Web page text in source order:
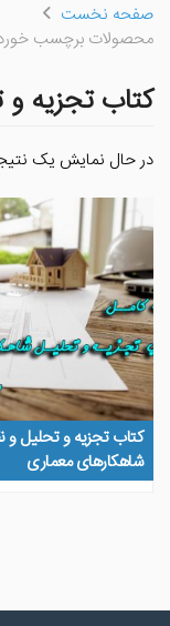
صفحه نخست
محصولات برچسب
کتاب تجزيه
در حال نمایش یک
کتاب تجزيه و تحليل و
شاهكارهای معماری